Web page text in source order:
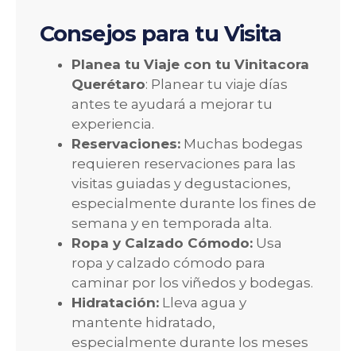
Consejos para tu Visita
Planea tu Viaje con tu Vinitacora
Querétaro: Planear tu viaje días
antes te ayudará a mejorar tu
experiencia.
Reservaciones: Muchas bodegas
requieren reservaciones para las
visitas guiadas y degustaciones,
especialmente durante los fines de
semana y en temporada alta.
Ropa y Calzado Cómodo: Usa
ropa y calzado cómodo para
caminar por los viñedos y bodegas.
Hidratación: Lleva agua y
mantente hidratado,
especialmente durante los meses